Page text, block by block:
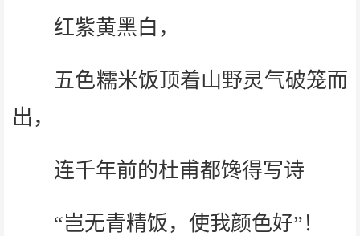
红紫黄黑白，
五色糯米饭顶着山野灵气破笼而
出，
连千年前的杜甫都馋得写诗
“岂无青精饭，使我颜色好”！